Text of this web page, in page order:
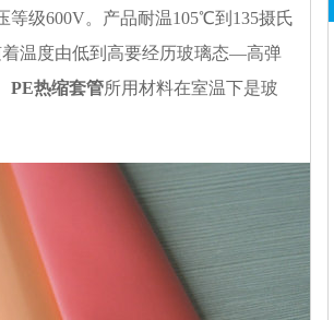
等级600V。产品耐温105℃到135摄氏
温度由低到高要经历玻璃态—高弹
PE热缩套管所用材料在室温下是玻